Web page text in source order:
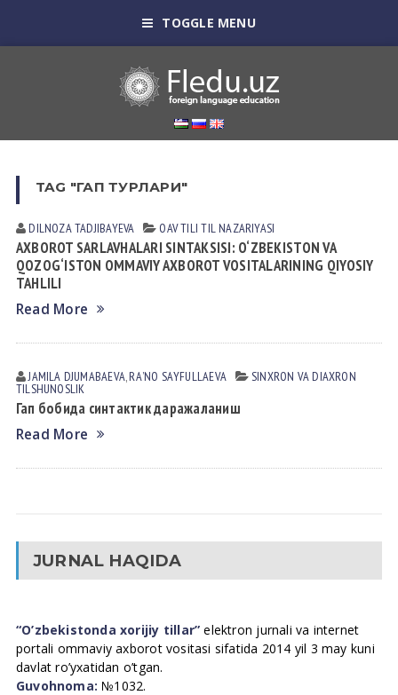
TOGGLE MENU
TAG "ГАП ТУРЛАРИ"
DILNOZA TADJIBAYEVA OAV TILI TIL NАZАRIYASI
AXBOROT SARLAVHALARI SINTAKSISI: O‘ZBEKISTON VA
QOZOG‘ISTON OMMAVIY AXBOROT VOSITALARINING QIYOSIY
TAHLILI
Read More
JAMILA DJUMАBАEVА,RAʼNO SАYFULLАEVА SINXRON VА DIАXRON
TILSHUNOSLIK
Гап бобида синтактик даражаланиш
Read More
JURNAL HAQIDA
“O’zbekistonda xorijiy tillar” elektron jurnali va internet
portali ommaviy axborot vositasi sifatida 2014 yil 3 may kuni
davlat ro’yxatidan o’tgan.
Guvohnoma: №1032.